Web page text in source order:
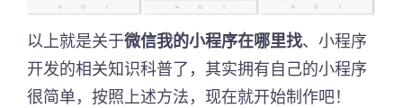
以上就是关于微信我的小程序在哪里找、小程序
开发的相关知识科普了，其实拥有自己的小程序
很简单，按照上述方法，现在就开始制作吧！